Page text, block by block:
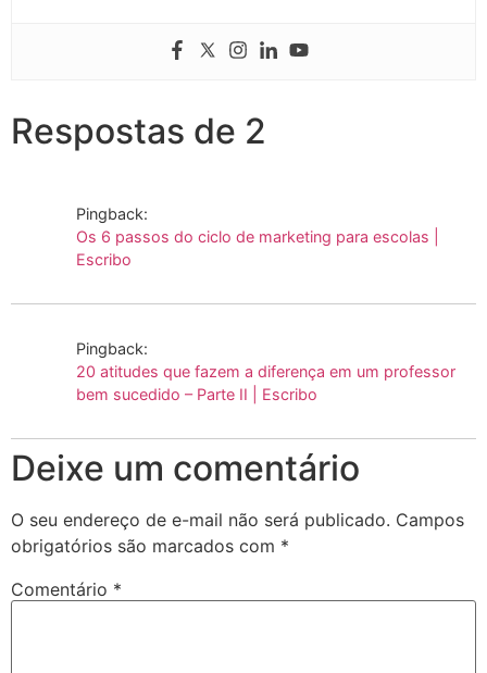
Respostas de 2
Pingback:
Os 6 passos do ciclo de marketing para escolas |
Escribo
Pingback:
20 atitudes que fazem a diferença em um professor
bem sucedido – Parte II | Escribo
Deixe um comentário
O seu endereço de e-mail não será publicado. Campos
obrigatórios são marcados com *
Comentário *